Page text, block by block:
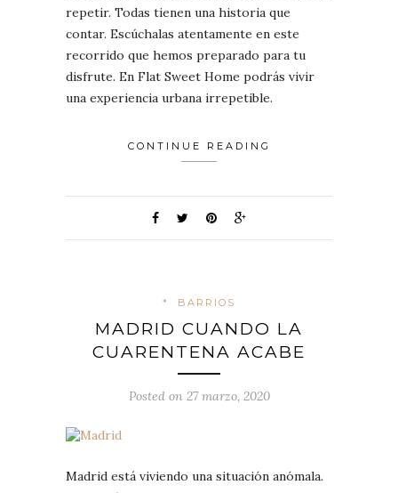
repetir. Todas tienen una historia que
contar. Escúchalas atentamente en este
recorrido que hemos preparado para tu
disfrute. En Flat Sweet Home podrás vivir
una experiencia urbana irrepetible.
CONTINUE READING
* BARRIOS
MADRID CUANDO LA
CUARENTENA ACABE
Posted on 27 marzo, 2020
Madrid está viviendo una situación anómala.